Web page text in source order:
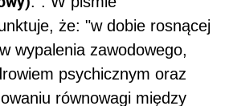
że: "w dobie rosnącej
wypalenia zawodowego,
psychicznym oraz
równowagi między